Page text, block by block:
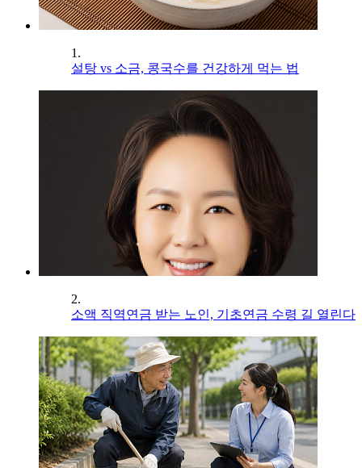
1.
설탕 vs 소금, 콩국수를 건강하게 먹는 법
2.
소액 직역연금 받는 노인, 기초연금 수령 길 열린다